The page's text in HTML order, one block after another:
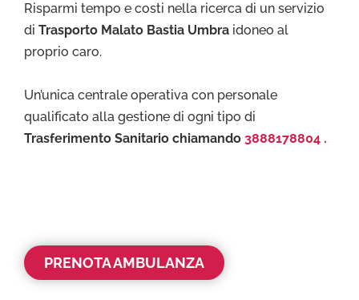
Risparmi tempo e costi nella ricerca di un servizio
di Trasporto Malato Bastia Umbra idoneo al
proprio caro.
Un’unica centrale operativa con personale
qualificato alla gestione di ogni tipo di
Trasferimento Sanitario chiamando 3888178804 .
PRENOTA AMBULANZA